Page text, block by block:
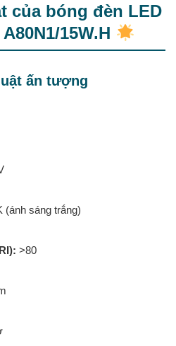
của bóng đèn LED
15W.H
ấn tượng
(ánh sáng trắng)
>80